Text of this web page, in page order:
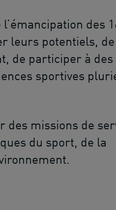
des
leurs potentiels, de
de participer à
sportives
des missions de
du sport, de la